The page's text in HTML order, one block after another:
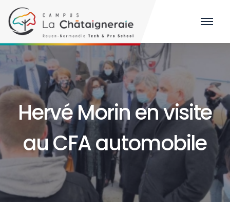
Hervé Morin en visite
au CFA automobile